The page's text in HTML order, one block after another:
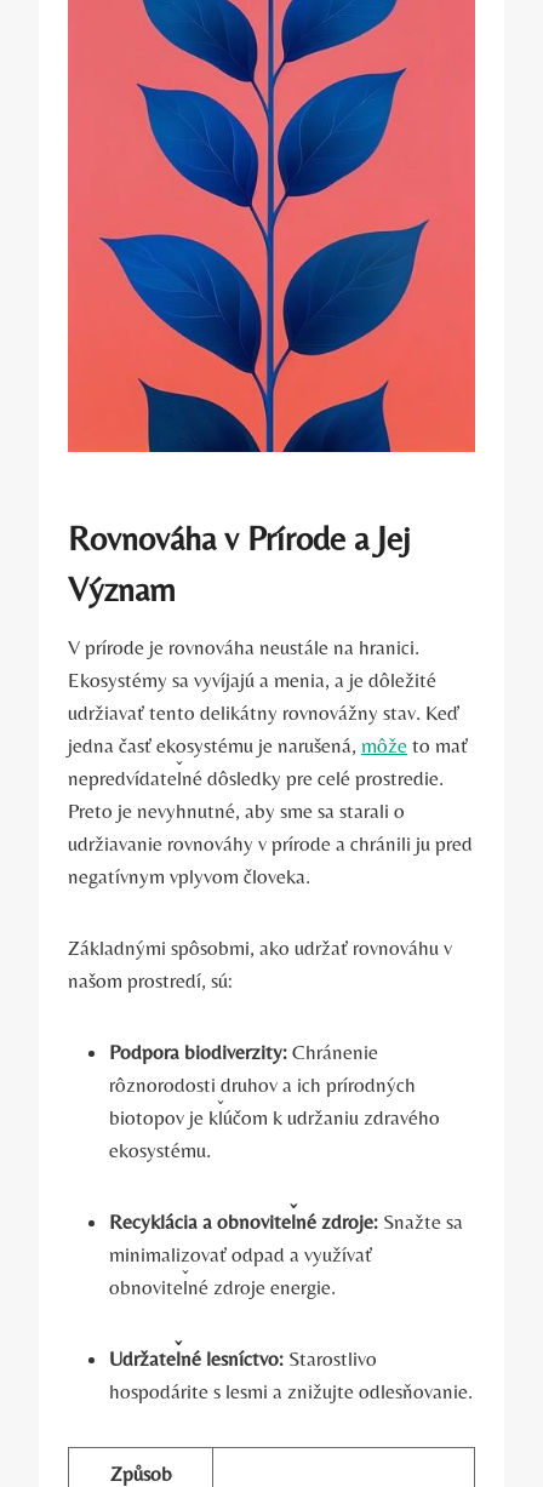
Rovnováha v Prírode a Jej
Význam
V prírode je rovnováha neustále na hranici.
Ekosystémy sa vyvíjajú a menia, a je dôležité
udržiavať tento delikátny rovnovážny stav. Keď
jedna časť ekosystému je narušená, môže to mať
nepredvídateľné dôsledky pre celé prostredie.
Preto je nevyhnutné, aby sme sa starali o
udržiavanie rovnováhy v prírode a chránili ju pred
negatívnym vplyvom človeka.
Základnými spôsobmi, ako udržať rovnováhu v
našom prostredí, sú:
Podpora biodiverzity: Chránenie
rôznorodosti druhov a ich prírodných
biotopov je kľúčom k udržaniu zdravého
ekosystému.
Recyklácia a obnoviteľné zdroje: Snažte sa
minimalizovať odpad a využívať
obnoviteľné zdroje energie.
Udržateľné lesníctvo: Starostlivo
hospodárite s lesmi a znižujte odlesňovanie.
Způsob